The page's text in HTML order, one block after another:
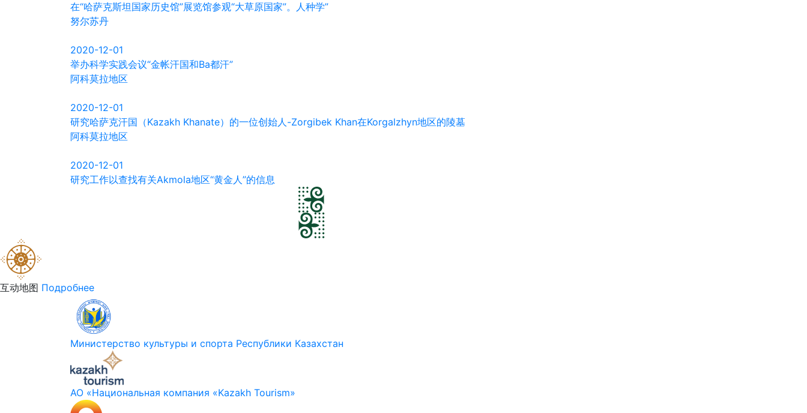
在“哈萨克斯坦国家历史馆”展览馆参观“大草原国家”。人种学”
努尔苏丹
2020-12-01
举办科学实践会议“金帐汗国和Ba都汗”
阿科莫拉地区
2020-12-01
研究哈萨克汗国（Kazakh Khanate）的一位创始人-Zorgibek Khan在Korgalzhyn地区的陵墓
阿科莫拉地区
2020-12-01
研究工作以查找有关Akmola地区“黄金人”的信息
互动地图 Подробнее
Министерство культуры и спорта Республики Казахстан
АО «Национальная компания «Kazakh Tourism»